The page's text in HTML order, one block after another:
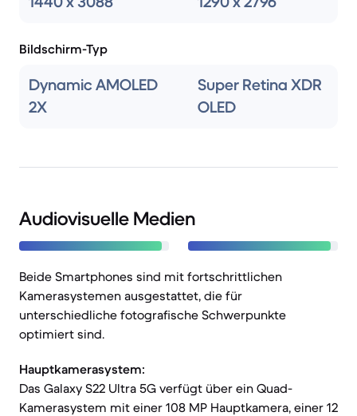
Bildschirm-Typ
Dynamic AMOLED
2X
Super Retina XDR
OLED
Audiovisuelle Medien
Beide Smartphones sind mit fortschrittlichen
Kamerasystemen ausgestattet, die für
unterschiedliche fotografische Schwerpunkte
optimiert sind.
Hauptkamerasystem:
Das Galaxy S22 Ultra 5G verfügt über ein Quad-
Kamerasystem mit einer 108 MP Hauptkamera, einer 12